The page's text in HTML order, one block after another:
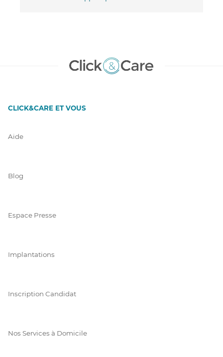
CLICK&CARE ET VOUS
Aide
Blog
Espace Presse
Implantations
Inscription Candidat
Nos Services à Domicile